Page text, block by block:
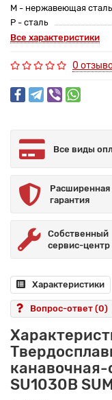
M - нержавеющая сталь
P - сталь
Все характеристики
0
Все виды
Расширенная
гарантия
Собственный
сервис-центр
Характеристики
Вопрос-ответ (0)
канавочная-
SU1030B